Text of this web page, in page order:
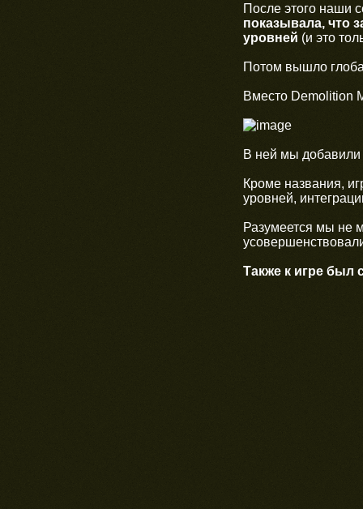
После этого наши
показывала, что
уровней (и это
Потом вышло
Вместо Demolition
В ней мы
Кроме названия,
уровней,
Разумеется мы не
Также к игре был